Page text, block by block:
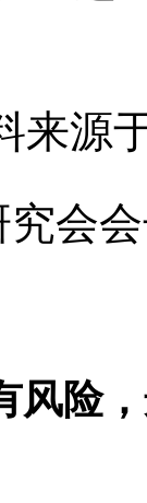
来源
会
风险